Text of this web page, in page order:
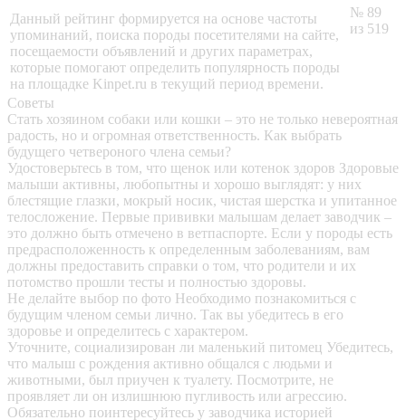
Данный рейтинг формируется на основе частоты
упоминаний, поиска породы посетителями на сайте,
посещаемости объявлений и других параметрах,
которые помогают определить популярность породы
на площадке Kinpet.ru в текущий период времени.
№ 89
из 519
Советы
Стать хозяином собаки или кошки – это не только невероятная
радость, но и огромная ответственность. Как выбрать
будущего четвероного члена семьи?
Удостоверьтесь в том, что щенок или котенок здоров Здоровые
малыши активны, любопытны и хорошо выглядят: у них
блестящие глазки, мокрый носик, чистая шерстка и упитанное
телосложение. Первые прививки малышам делает заводчик –
это должно быть отмечено в ветпаспорте. Если у породы есть
предрасположенность к определенным заболеваниям, вам
должны предоставить справки о том, что родители и их
потомство прошли тесты и полностью здоровы.
Не делайте выбор по фото Необходимо познакомиться с
будущим членом семьи лично. Так вы убедитесь в его
здоровье и определитесь с характером.
Уточните, социализирован ли маленький питомец Убедитесь,
что малыш с рождения активно общался с людьми и
животными, был приучен к туалету. Посмотрите, не
проявляет ли он излишнюю пугливость или агрессию.
Обязательно поинтересуйтесь у заводчика историей